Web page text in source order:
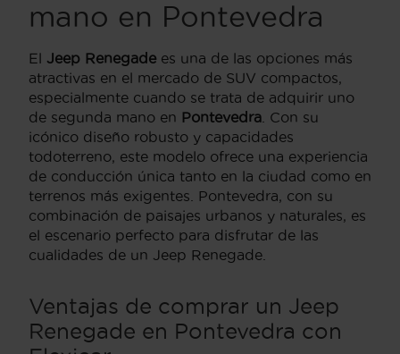
mano en Pontevedra
El Jeep Renegade es una de las opciones más
atractivas en el mercado de SUV compactos,
especialmente cuando se trata de adquirir uno
de segunda mano en Pontevedra . Con su
icónico diseño robusto y capacidades
todoterreno, este modelo ofrece una experiencia
de conducción única tanto en la ciudad como en
terrenos más exigentes. Pontevedra, con su
combinación de paisajes urbanos y naturales, es
el escenario perfecto para disfrutar de las
cualidades de un Jeep Renegade.
Ventajas de comprar un Jeep
Renegade en Pontevedra con